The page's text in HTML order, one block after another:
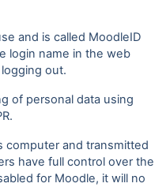
and is called MoodleID
login name in the web
out.
of personal data using
computer and transmitted
have full control over the
for Moodle, it will no